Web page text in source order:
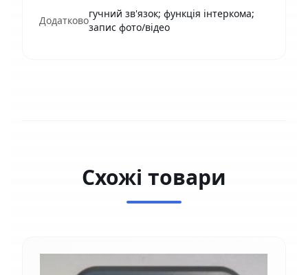
Додатково
гучний зв'язок; функція інтеркома;
запис фото/відео
Схожі товари